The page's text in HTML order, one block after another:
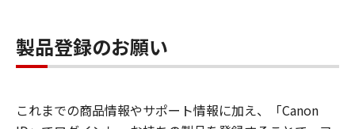
製品登録のお願い
これまでの商品情報やサポート情報に加え、「Canon